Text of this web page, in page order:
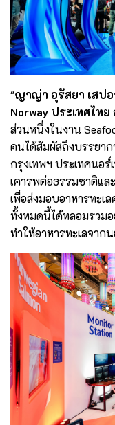
"ญาญ่า อุรัสยา เสปอ
Norway ประเทศไทย
ส่วนหนึ่งในงาน
คนได้สัมผัสถึงบรรยาก
กรุงเทพฯ ประเทศนอ
เคารพต่อธรรมชาติแ
เพื่อส่งมอบอาหารทะ
ทั้งหมดนี้ได้หลอมรวม
ทำให้อาหารทะเลจาก